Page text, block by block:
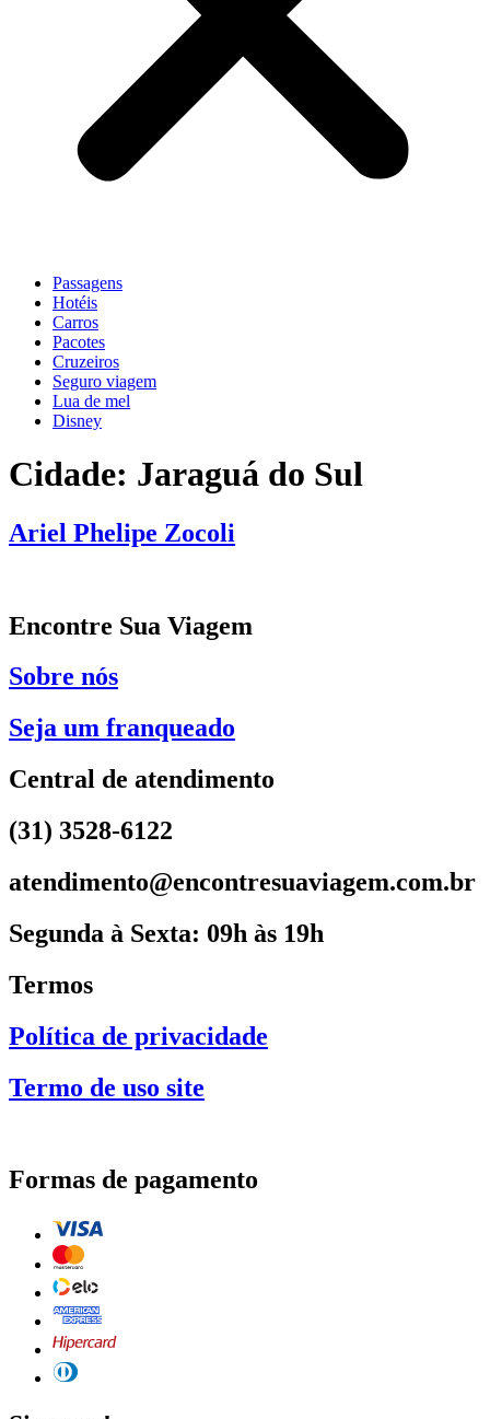
Passagens
Hotéis
Carros
Pacotes
Cruzeiros
Seguro viagem
Lua de mel
Disney
Cidade: Jaraguá do Sul
Ariel Phelipe Zocoli
Encontre Sua Viagem
Sobre nós
Seja um franqueado
Central de atendimento
(31) 3528-6122
atendimento@encontresuaviagem.com.br
Segunda à Sexta: 09h às 19h
Termos
Política de privacidade
Termo de uso site
Formas de pagamento